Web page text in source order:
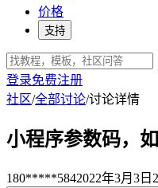
价格
支持
登录免费注册
社区/全部讨论/讨论详情
小程序参数码，
180*****5842022年3月3日